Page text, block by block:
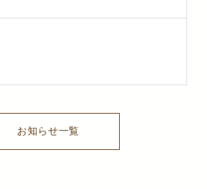
お知らせ一覧